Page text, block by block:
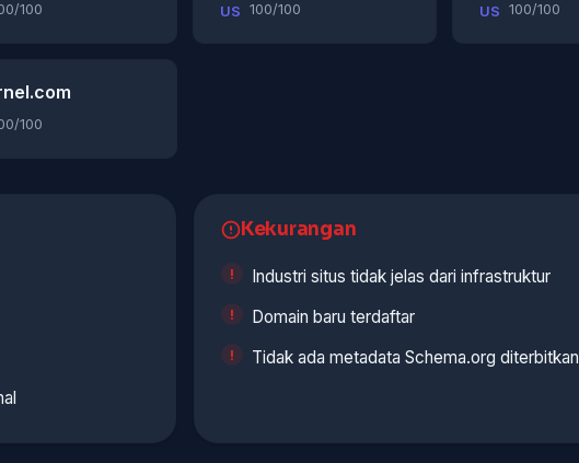
100 US 100/100 US 100/100
100
Kekurangan
Industri situs tidak jelas dari infrastruktur
Domain baru terdaftar
Tidak ada metadata Schema.org diterbitkan